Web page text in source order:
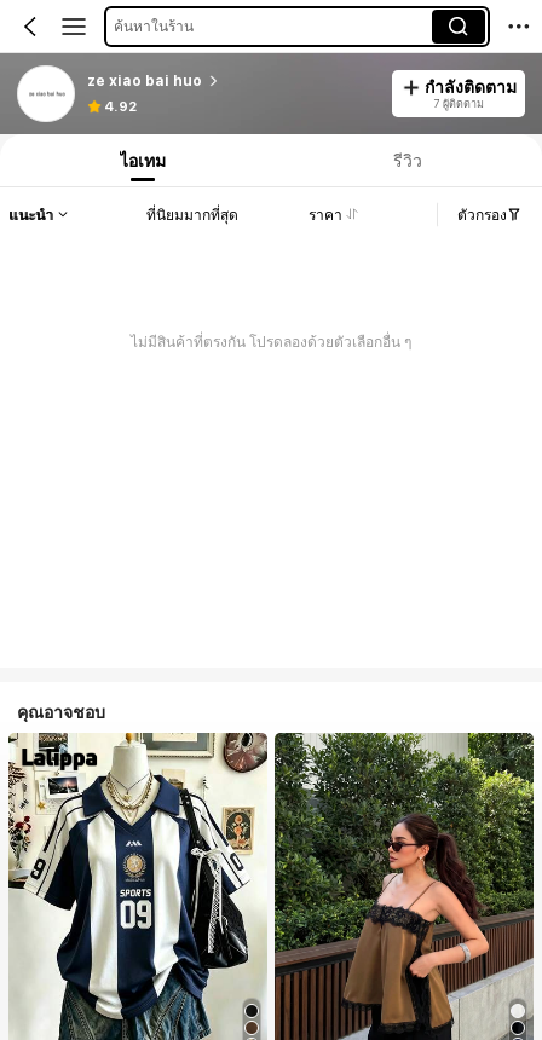
ค้นหาในร้าน
ze xiao bai huo
4.92
กำลังติดตาม
7 ผู้ติดตาม
ไอเทม รีวิว
แนะนำ ที่นิยมมากที่สุด ราคา ตัวกรอง
ไม่มีสินค้าที่ตรงกัน โปรดลองด้วยตัวเลือกอื่น ๆ
คุณอาจชอบ